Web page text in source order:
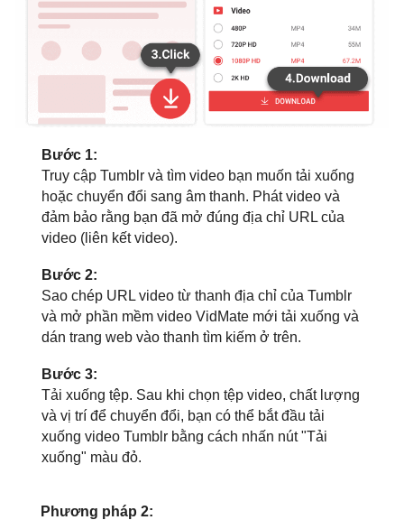
Bước 1:
Truy cập Tumblr và tìm video bạn muốn tải xuống
hoặc chuyển đổi sang âm thanh. Phát video và
đảm bảo rằng bạn đã mở đúng địa chỉ URL của
video (liên kết video).
Bước 2:
Sao chép URL video từ thanh địa chỉ của Tumblr
và mở phần mềm video VidMate mới tải xuống và
dán trang web vào thanh tìm kiếm ở trên.
Bước 3:
Tải xuống tệp. Sau khi chọn tệp video, chất lượng
và vị trí để chuyển đổi, bạn có thể bắt đầu tải
xuống video Tumblr bằng cách nhấn nút "Tải
xuống" màu đỏ.
Phương pháp 2: